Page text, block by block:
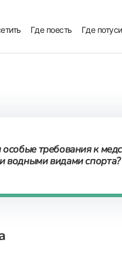
Где поесть Где
требования к
водными видами спорта?